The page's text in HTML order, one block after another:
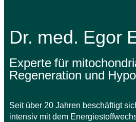
Dr. med. Egor
Experte für
Regeneration und
Seit über 20 Jahren beschäftigt
intensiv mit dem